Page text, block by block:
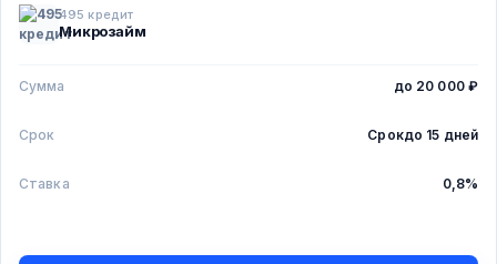
495 кредит
Микрозайм
Сумма до 20 000 ₽
Срок Срокдо 15 дней
Ставка 0,8%